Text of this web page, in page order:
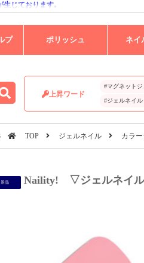
生じております｡
りますようお願い申し上げます｡
プ ポリッシュ ネイ
上昇ワード
#マグネットジ
#ジェルネイ
TOP ジェルネイル カラ
景品 Naility! ▽ジェルネイル